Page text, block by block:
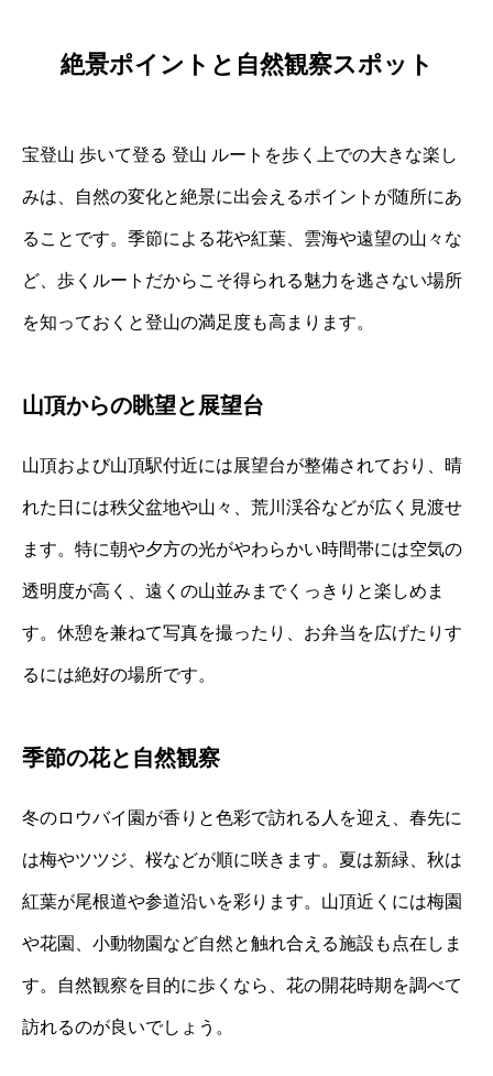
絶景ポイントと自然観察スポット
宝登山 歩いて登る 登山 ルートを歩く上での大きな楽し
みは、自然の変化と絶景に出会えるポイントが随所にあ
ることです。季節による花や紅葉、雲海や遠望の山々な
ど、歩くルートだからこそ得られる魅力を逃さない場所
を知っておくと登山の満足度も高まります。
山頂からの眺望と展望台
山頂および山頂駅付近には展望台が整備されており、晴
れた日には秩父盆地や山々、荒川渓谷などが広く見渡せ
ます。特に朝や夕方の光がやわらかい時間帯には空気の
透明度が高く、遠くの山並みまでくっきりと楽しめま
す。休憩を兼ねて写真を撮ったり、お弁当を広げたりす
るには絶好の場所です。
季節の花と自然観察
冬のロウバイ園が香りと色彩で訪れる人を迎え、春先に
は梅やツツジ、桜などが順に咲きます。夏は新緑、秋は
紅葉が尾根道や参道沿いを彩ります。山頂近くには梅園
や花園、小動物園など自然と触れ合える施設も点在しま
す。自然観察を目的に歩くなら、花の開花時期を調べて
訪れるのが良いでしょう。